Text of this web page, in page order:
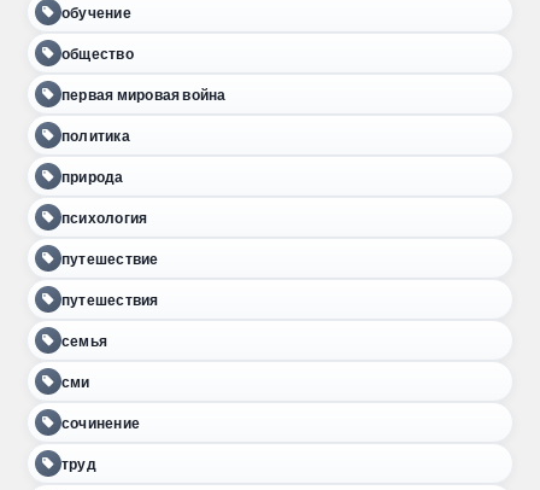
обучение
общество
первая мировая война
политика
природа
психология
путешествие
путешествия
семья
сми
сочинение
труд